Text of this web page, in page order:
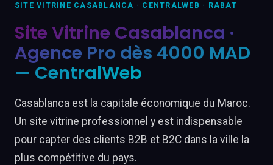
SITE VITRINE CASABLANCA · CENTRALWEB · RABAT
Site Vitrine Casablanca ·
Agence Pro dès 4000 MAD
— CentralWeb
Casablanca est la capitale économique du Maroc.
Un site vitrine professionnel y est indispensable
pour capter des clients B2B et B2C dans la ville la
plus compétitive du pays.